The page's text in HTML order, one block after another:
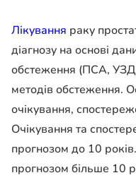
Лікування раку
діагнозу на основі
обстеження (ПСА, УЗД,
методів обстеження.
очікування,
Очікування та
прогнозом до 10
прогнозом більше 10